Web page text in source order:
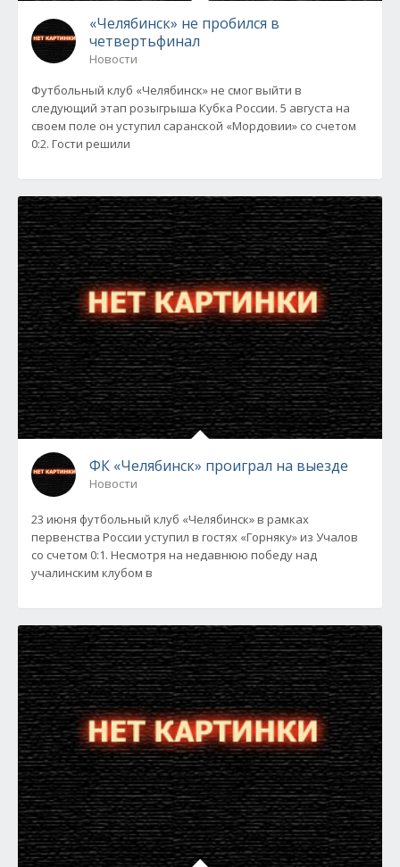
«Челябинск» не пробился в
четвертьфинал
Новости
Футбольный клуб «Челябинск» не смог выйти в
следующий этап розыгрыша Кубка России. 5 августа на
своем поле он уступил саранской «Мордовии» со счетом
0:2. Гости решили
ФК «Челябинск» проиграл на выезде
Новости
23 июня футбольный клуб «Челябинск» в рамках
первенства России уступил в гостях «Горняку» из Учалов
со счетом 0:1. Несмотря на недавнюю победу над
учалинским клубом в